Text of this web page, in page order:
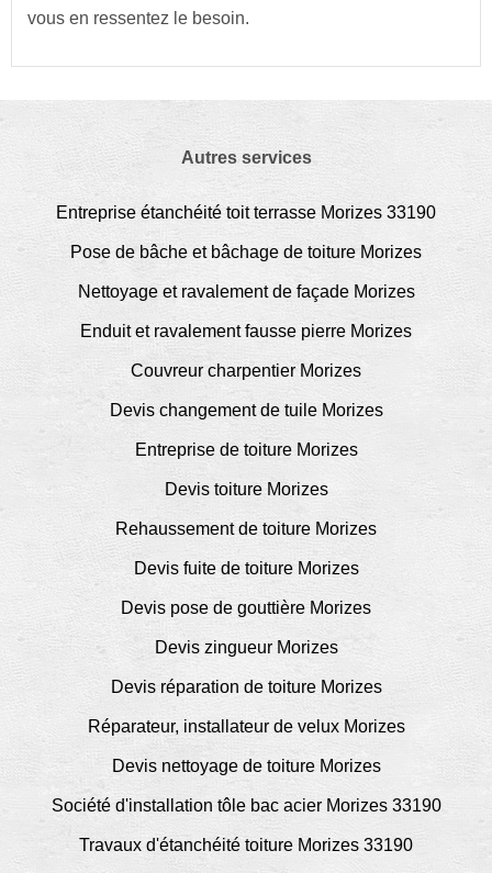
vous en ressentez le besoin.
Autres services
Entreprise étanchéité toit terrasse Morizes 33190
Pose de bâche et bâchage de toiture Morizes
Nettoyage et ravalement de façade Morizes
Enduit et ravalement fausse pierre Morizes
Couvreur charpentier Morizes
Devis changement de tuile Morizes
Entreprise de toiture Morizes
Devis toiture Morizes
Rehaussement de toiture Morizes
Devis fuite de toiture Morizes
Devis pose de gouttière Morizes
Devis zingueur Morizes
Devis réparation de toiture Morizes
Réparateur, installateur de velux Morizes
Devis nettoyage de toiture Morizes
Société d'installation tôle bac acier Morizes 33190
Travaux d'étanchéité toiture Morizes 33190